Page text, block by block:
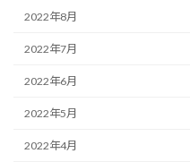
2022年8月
2022年7月
2022年6月
2022年5月
2022年4月